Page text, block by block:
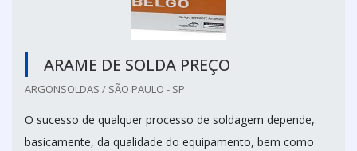
ARAME DE SOLDA PREÇO
ARGONSOLDAS / SÃO PAULO - SP
O sucesso de qualquer processo de soldagem depende,
basicamente, da qualidade do equipamento, bem como